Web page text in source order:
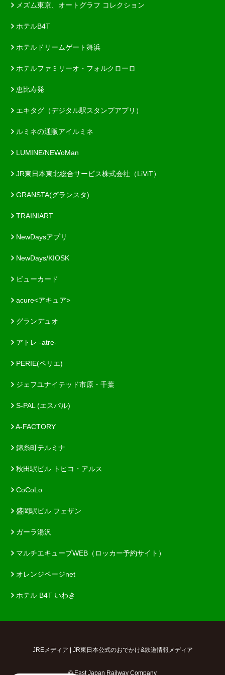
メズム東京、オートグラフ コレクション
ホテルB4T
ホテルドリームゲート舞浜
ホテルファミリーオ・フォルクローロ
恵比寿発
エキタグ（デジタル駅スタンプアプリ）
ルミネの通販アイルミネ
LUMINE/NEWoMan
JR東日本東北総合サービス株式会社（LiViT）
GRANSTA(グランスタ)
TRAINIART
NewDaysアプリ
NewDays/KIOSK
ビューカード
acure<アキュア>
グランデュオ
アトレ -atre-
PERIE(ペリエ)
ジェフユナイテッド市原・千葉
S-PAL (エスパル)
A-FACTORY
錦糸町テルミナ
秋田駅ビル トピコ・アルス
CoCoLo
盛岡駅ビル フェザン
ガーラ湯沢
マルチエキューブWEB（ロッカー予約サイト）
オレンジページnet
ホテル B4T いわき
JREメディア | JR東日本公式のおでかけ&鉄道情報メディア
© East Japan Railway Company